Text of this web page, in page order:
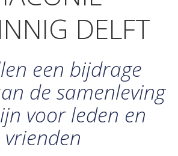
DELFT
een bijdrage
de samenleving
voor leden en
vrienden